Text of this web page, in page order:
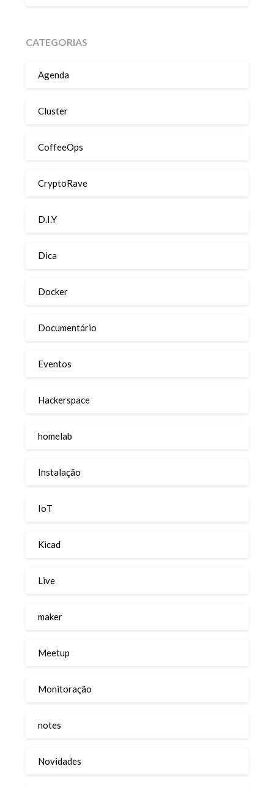
CATEGORIAS
Agenda
Cluster
CoffeeOps
CryptoRave
D.I.Y
Dica
Docker
Documentário
Eventos
Hackerspace
homelab
Instalação
IoT
Kicad
Live
maker
Meetup
Monitoração
notes
Novidades